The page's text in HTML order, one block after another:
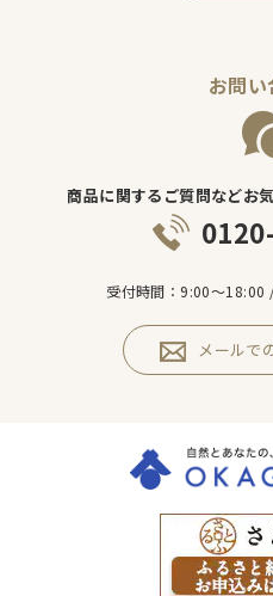
お問い
商品に関するご質問などお
受付時間：9:00～18:00
メールで